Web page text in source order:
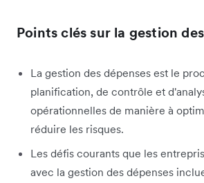
Points clés sur la gestion
La gestion des dépenses est le
planification, de contrôle et
opérationnelles de manière à
réduire les risques.
Les défis courants que les
avec la gestion des dépenses